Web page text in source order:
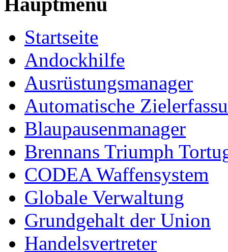
Startseite
Andockhilfe
Ausrüstungsmanager
Automatische
Blaupausenmanager
Brennans Triumph
CODEA Waffensystem
Globale Verwaltung
Grundgehalt der Union
Handelsvertreter